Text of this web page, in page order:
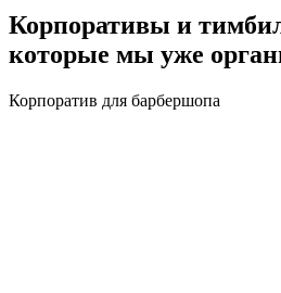
Корпоративы и
которые мы уже
Корпоратив для барбершопа